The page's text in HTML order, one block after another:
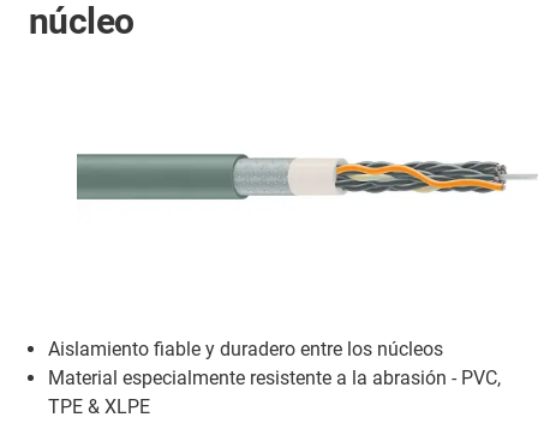
núcleo
Aislamiento fiable y duradero entre los núcleos
Material especialmente resistente a la abrasión - PVC,
TPE & XLPE